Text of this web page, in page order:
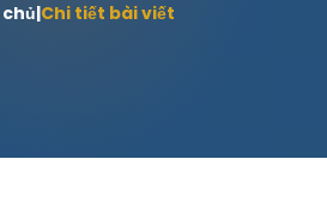
|Chi tiết bài viết